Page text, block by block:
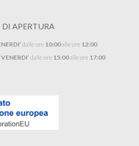
DI APERTURA
dalle ore 10:00alle ore 12:00
VENERDI’ dalle ore 15:00alle ore 17:00